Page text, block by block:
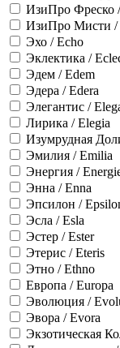
ИзиПро Фреско /
ИзиПро Мисти /
Эхо / Echo
Эклектика /
Эдем / Edem
Эдера / Edera
Элегантис /
Лирика / Elegia
Изумрудная
Эмилия / Emilia
Энергия /
Энна / Enna
Эпсилон /
Эсла / Esla
Эстер / Ester
Этерис / Eteris
Этно / Ethno
Европа / Europa
Эволюция /
Эвора / Evora
Экзотическая